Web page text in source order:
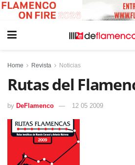
Home Revista Noticias
Rutas del
by DeFlamenco 12 05 2009